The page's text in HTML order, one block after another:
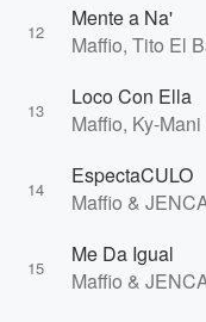
12
Mente a Na'
Maffio, Tito El
13
Loco Con Ella
Maffio, Ky-
14
EspectaCULO
Maffio &
15
Me Da Igual
Maffio &